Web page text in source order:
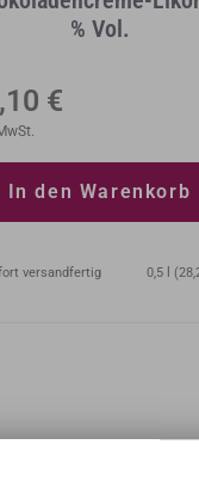
% Vol.
€
In den Warenkorb
versandfertig 0,5 l